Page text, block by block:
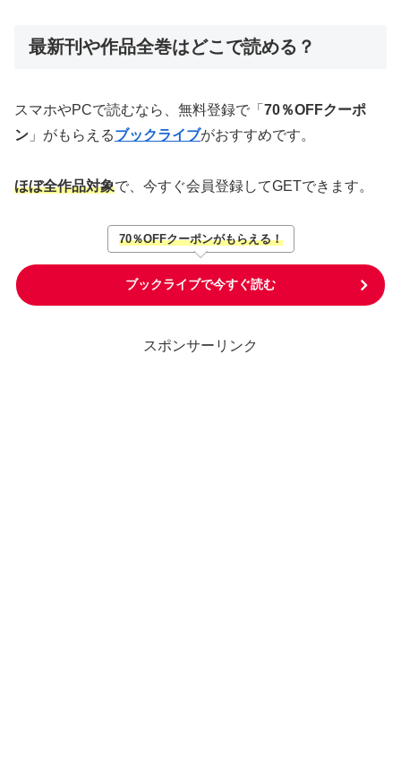
最新刊や作品全巻はどこで読める？
スマホやPCで読むなら、無料登録で「 70％OFFクーポ
ン 」がもらえるブックライブがおすすめです。
ほぼ全作品対象で、今すぐ会員登録してGETできます。
70％OFFクーポンがもらえる！
ブックライブで今すぐ読む
スポンサーリンク